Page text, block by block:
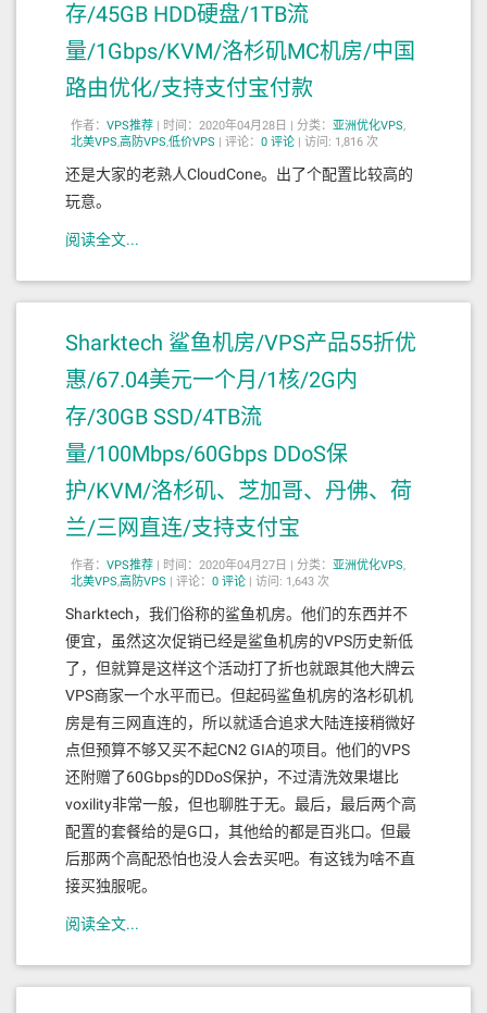
存/45GB HDD硬盘/1TB流
量/1Gbps/KVM/洛杉矶MC机房/中国
路由优化/支持支付宝付款
作者： VPS推荐 | 时间：2020年04月28日 | 分类： 亚洲优化VPS,
北美VPS,高防VPS,低价VPS | 评论： 0 评论 | 访问: 1,816 次
还是大家的老熟人CloudCone。出了个配置比较高的
玩意。
阅读全文...
Sharktech 鲨鱼机房/VPS产品55折优
惠/67.04美元一个月/1核/2G内
存/30GB SSD/4TB流
量/100Mbps/60Gbps DDoS保
护/KVM/洛杉矶、芝加哥、丹佛、荷
兰/三网直连/支持支付宝
作者： VPS推荐 | 时间：2020年04月27日 | 分类： 亚洲优化VPS,
北美VPS,高防VPS | 评论： 0 评论 | 访问: 1,643 次
Sharktech，我们俗称的鲨鱼机房。他们的东西并不
便宜，虽然这次促销已经是鲨鱼机房的VPS历史新低
了，但就算是这样这个活动打了折也就跟其他大牌云
VPS商家一个水平而已。但起码鲨鱼机房的洛杉矶机
房是有三网直连的，所以就适合追求大陆连接稍微好
点但预算不够又买不起CN2 GIA的项目。他们的VPS
还附赠了60Gbps的DDoS保护，不过清洗效果堪比
voxility非常一般，但也聊胜于无。最后，最后两个高
配置的套餐给的是G口，其他给的都是百兆口。但最
后那两个高配恐怕也没人会去买吧。有这钱为啥不直
接买独服呢。
阅读全文...